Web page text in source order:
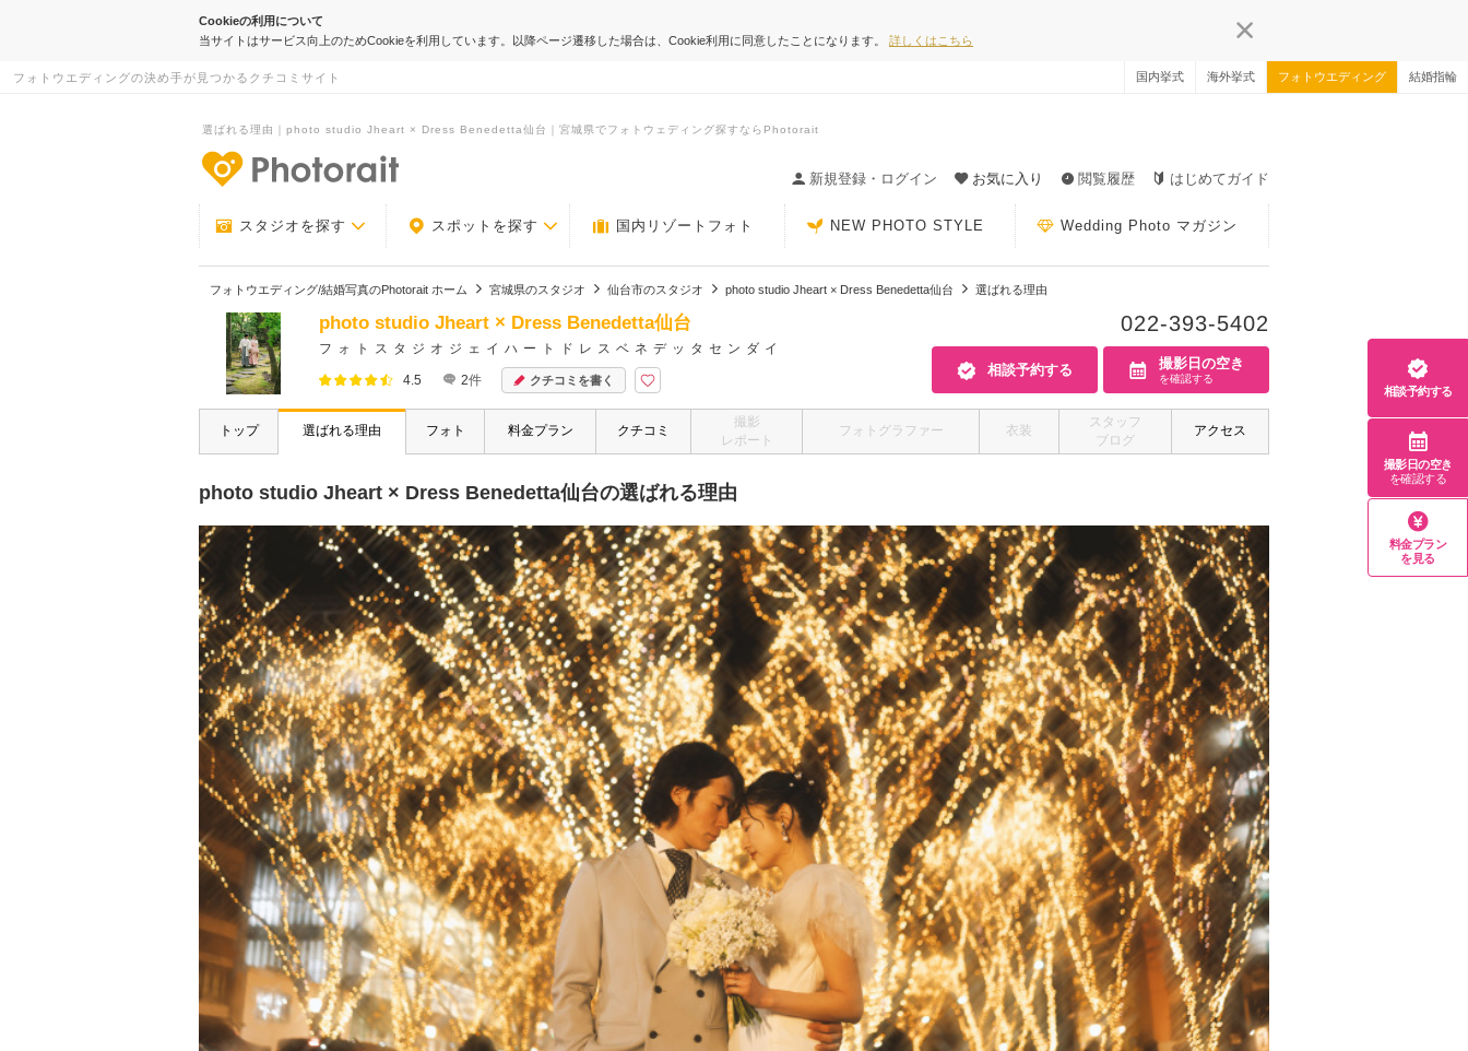
Cookieの利用について
当サイトはサービス向上のためCookieを利用しています。以降ページ遷移した場合は、Cookie利用に同意したことになります。 詳しくはこちら
フォトウエディングの決め手が見つかるクチコミサイト 国内挙式 海外挙式 フォトウエディング 結婚指輪
選ばれる理由｜photo studio Jheart × Dress Benedetta仙台｜宮城県でフォトウェディング探すならPhotorait
新規登録・ログイン
お気に入り 閲覧履歴 はじめてガイド
スタジオを探す スポットを探す 国内リゾートフォト NEW PHOTO STYLE Wedding Photo マガジン
フォトウエディング/結婚写真のPhotorait ホーム 宮城県のスタジオ 仙台市のスタジオ photo studio Jheart × Dress Benedetta仙台 選ばれる理由
photo studio Jheart × Dress Benedetta仙台
フォトスタジオジェイハートドレスベネデッタセンダイ
4.5 2件 クチコミを書く
022-393-5402
相談予約する 撮影日の空き
を確認する
トップ 選ばれる理由 フォト 料金プラン クチコミ
撮影
レポート
フォトグラファー 衣装
スタッフ
ブログ
アクセス
photo studio Jheart × Dress Benedetta仙台の選ばれる理由
相談予約する
撮影日の空き
を確認する
料金プラン
を見る